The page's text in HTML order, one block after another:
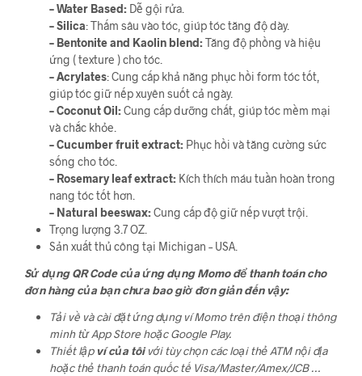
– Water Based: Dễ gội rửa.
– Silica: Thấm sâu vào tóc, giúp tóc tăng độ dày.
– Bentonite and Kaolin blend:Tăng độ phồng và hiệu
ứng ( texture ) cho tóc.
– Acrylates: Cung cấp khả năng phục hồi form tóc tốt,
giúp tóc giữ nếp xuyên suốt cả ngày.
– Coconut Oil:Cung cấp dưỡng chất, giúp tóc mềm mại
và chắc khỏe.
– Cucumber fruit extract:Phục hồi và tăng cường sức
sống cho tóc.
– Rosemary leaf extract:Kích thích máu tuần hoàn trong
nang tóc tốt hơn.
– Natural beeswax:Cung cấp độ giữ nếp vượt trội.
Trọng lượng 3.7 OZ.
Sản xuất thủ công tại Michigan – USA.
Sử dụng QR Code của ứng dụng Momo để thanh toán cho
đơn hàng của bạn chưa bao giờ đơn giản đến vậy:
Tải về và cài đặt ứng dụng ví Momo trên điện thoại thông
minh từ App Store hoặc Google Play.
Thiết lập ví của tôivới tùy chọn các loại thẻ ATM nội địa
hoặc thẻ thanh toán quốc tế Visa/Master/Amex/JCB …